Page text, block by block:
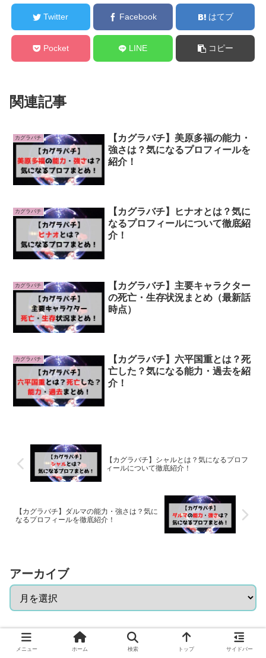
Twitter Facebook はてブ
Pocket LINE コピー
関連記事
カグラバチ
【カグラバチ】美原多福の能力・
強さは？気になるプロフィールを
紹介！
カグラバチ
【カグラバチ】ヒナオとは？気に
なるプロフィールについて徹底紹
介！
カグラバチ
【カグラバチ】主要キャラクター
の死亡・生存状況まとめ（最新話
時点）
カグラバチ
【カグラバチ】六平国重とは？死
亡した？気になる能力・過去を紹
介！
【カグラバチ】シャルとは？気になるプロフ
ィールについて徹底紹介！
【カグラバチ】ダルマの能力・強さは？気に
なるプロフィールを徹底紹介！
アーカイブ
カテゴリー
メニュー ホーム 検索 トップ サイドバー